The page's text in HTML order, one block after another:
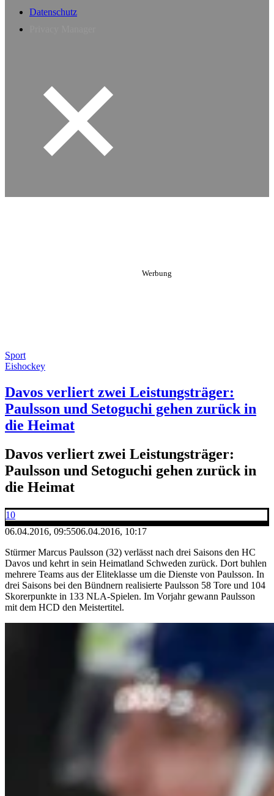
Datenschutz
Sport
Eishockey
Davos verliert zwei Leistungsträger:
Paulsson und Setoguchi gehen zurück in
die Heimat
Davos verliert zwei Leistungsträger:
Paulsson und Setoguchi gehen zurück in
die Heimat
10
06.04.2016, 09:5506.04.2016, 10:17
Stürmer Marcus Paulsson (32) verlässt nach drei Saisons den HC
Davos und kehrt in sein Heimatland Schweden zurück. Dort buhlen
mehrere Teams aus der Eliteklasse um die Dienste von Paulsson. In
drei Saisons bei den Bündnern realisierte Paulsson 58 Tore und 104
Skorerpunkte in 133 NLA-Spielen. Im Vorjahr gewann Paulsson
mit dem HCD den Meistertitel.